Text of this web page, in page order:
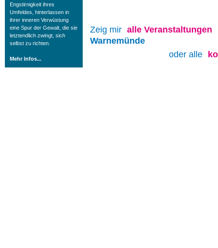
Engstirnigkeit ihres
Umfeldes, hinterlassen in
ihrer inneren Verwüstung
eine Spur der Gewalt, die sie
letztendlich zwingt, sich
selbst zu richten.
Mehr Infos...
Zeig mir alle Veranstaltungen
Warnemünde
oder alle